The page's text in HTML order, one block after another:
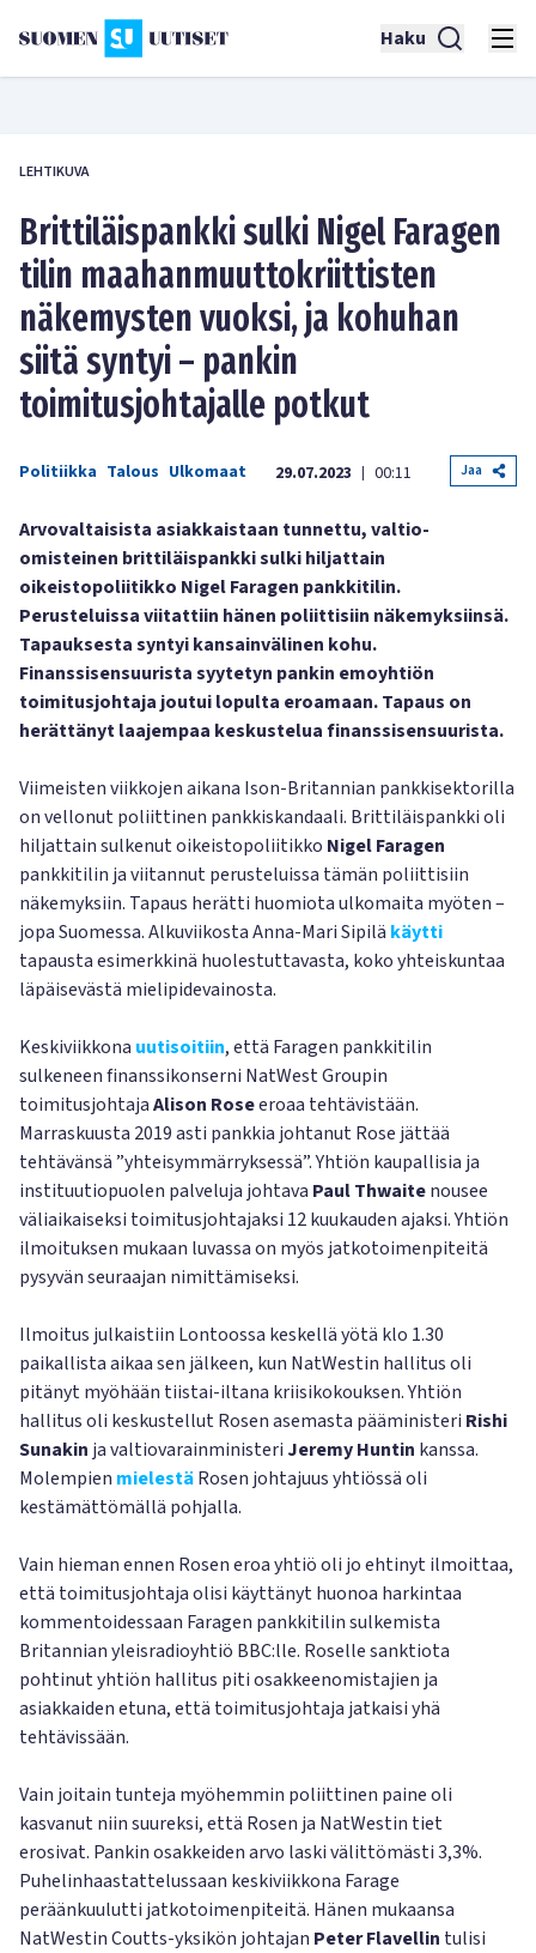
Haku
LEHTIKUVA
Brittiläispankki sulki Nigel Faragen
tilin maahanmuuttokriittisten
näkemysten vuoksi, ja kohuhan
siitä syntyi – pankin
toimitusjohtajalle potkut
Politiikka Talous Ulkomaat 29.07.2023 | 00:11 Jaa
Arvovaltaisista asiakkaistaan tunnettu, valtio-
omisteinen brittiläispankki sulki hiljattain
oikeistopoliitikko Nigel Faragen pankkitilin.
Perusteluissa viitattiin hänen poliittisiin näkemyksiinsä.
Tapauksesta syntyi kansainvälinen kohu.
Finanssisensuurista syytetyn pankin emoyhtiön
toimitusjohtaja joutui lopulta eroamaan. Tapaus on
herättänyt laajempaa keskustelua finanssisensuurista.
Viimeisten viikkojen aikana Ison-Britannian pankkisektorilla
on vellonut poliittinen pankkiskandaali. Brittiläispankki oli
hiljattain sulkenut oikeistopoliitikko Nigel Faragen
pankkitilin ja viitannut perusteluissa tämän poliittisiin
näkemyksiin. Tapaus herätti huomiota ulkomaita myöten –
jopa Suomessa. Alkuviikosta Anna-Mari Sipilä käytti
tapausta esimerkkinä huolestuttavasta, koko yhteiskuntaa
läpäisevästä mielipidevainosta.
Keskiviikkona uutisoitiin, että Faragen pankkitilin
sulkeneen finanssikonserni NatWest Groupin
toimitusjohtajaAlison Roseeroaa tehtävistään.
Marraskuusta 2019 asti pankkia johtanut Rose jättää
tehtävänsä ”yhteisymmärryksessä”. Yhtiön kaupallisia ja
instituutiopuolen palveluja johtava Paul Thwaitenousee
väliaikaiseksi toimitusjohtajaksi 12 kuukauden ajaksi. Yhtiön
ilmoituksen mukaan luvassa on myös jatkotoimenpiteitä
pysyvän seuraajan nimittämiseksi.
Ilmoitus julkaistiin Lontoossa keskellä yötä klo 1.30
paikallista aikaa sen jälkeen, kun NatWestin hallitus oli
pitänyt myöhään tiistai-iltana kriisikokouksen. Yhtiön
hallitus oli keskustellut Rosen asemasta pääministeri Rishi
Sunakin ja valtiovarainministeri Jeremy Huntin kanssa.
Molempien mielestäRosen johtajuus yhtiössä oli
kestämättömällä pohjalla.
Vain hieman ennen Rosen eroa yhtiö oli jo ehtinyt ilmoittaa,
että toimitusjohtaja olisi käyttänyt huonoa harkintaa
kommentoidessaan Faragen pankkitilin sulkemista
Britannian yleisradioyhtiö BBC:lle. Roselle sanktiota
pohtinut yhtiön hallitus piti osakkeenomistajien ja
asiakkaiden etuna, että toimitusjohtaja jatkaisi yhä
tehtävissään.
Vain joitain tunteja myöhemmin poliittinen paine oli
kasvanut niin suureksi, että Rosen ja NatWestin tiet
erosivat. Pankin osakkeiden arvo laski välittömästi 3,3%.
Puhelinhaastattelussaan keskiviikkona Farage
peräänkuulutti jatkotoimenpiteitä. Hänen mukaansa
NatWestin Coutts-yksikön johtajan Peter Flavellin tulisi